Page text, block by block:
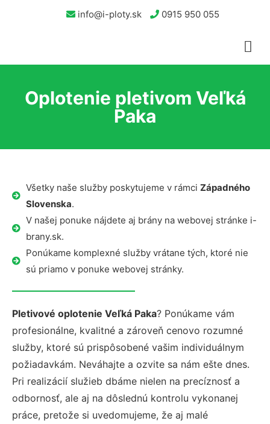
info@i-ploty.sk 0915 950 055
Oplotenie pletivom Veľká
Paka
Všetky naše služby poskytujeme v rámci Západného
Slovenska.
V našej ponuke nájdete aj brány na webovej stránke i-
brany.sk.
Ponúkame komplexné služby vrátane tých, ktoré nie
sú priamo v ponuke webovej stránky.
Pletivové oplotenie Veľká Paka? Ponúkame vám
profesionálne, kvalitné a zároveň cenovo rozumné
služby, ktoré sú prispôsobené vašim individuálnym
požiadavkám. Neváhajte a ozvite sa nám ešte dnes.
Pri realizácií služieb dbáme nielen na precíznosť a
odbornosť, ale aj na dôslednú kontrolu vykonanej
práce, pretože si uvedomujeme, že aj malé